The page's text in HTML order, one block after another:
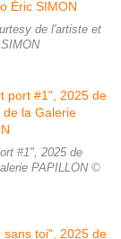
de l'artiste et
#1", 2025 de
PAPILLON ©